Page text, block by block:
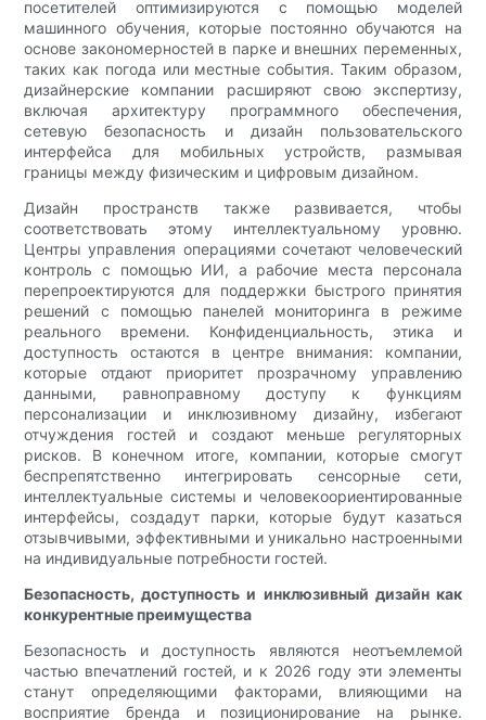
посетителей оптимизируются с помощью моделей
машинного обучения, которые постоянно обучаются на
основе закономерностей в парке и внешних переменных,
таких как погода или местные события. Таким образом,
дизайнерские компании расширяют свою экспертизу,
включая архитектуру программного обеспечения,
сетевую безопасность и дизайн пользовательского
интерфейса для мобильных устройств, размывая
границы между физическим и цифровым дизайном.
Дизайн пространств также развивается, чтобы
соответствовать этому интеллектуальному уровню.
Центры управления операциями сочетают человеческий
контроль с помощью ИИ, а рабочие места персонала
перепроектируются для поддержки быстрого принятия
решений с помощью панелей мониторинга в режиме
реального времени. Конфиденциальность, этика и
доступность остаются в центре внимания: компании,
которые отдают приоритет прозрачному управлению
данными, равноправному доступу к функциям
персонализации и инклюзивному дизайну, избегают
отчуждения гостей и создают меньше регуляторных
рисков. В конечном итоге, компании, которые смогут
беспрепятственно интегрировать сенсорные сети,
интеллектуальные системы и человекоориентированные
интерфейсы, создадут парки, которые будут казаться
отзывчивыми, эффективными и уникально настроенными
на индивидуальные потребности гостей.
Безопасность, доступность и инклюзивный дизайн как
конкурентные преимущества
Безопасность и доступность являются неотъемлемой
частью впечатлений гостей, и к 2026 году эти элементы
станут определяющими факторами, влияющими на
восприятие бренда и позиционирование на рынке.